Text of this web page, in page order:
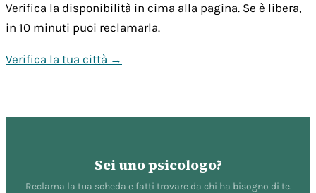
Verifica la disponibilità in cima alla pagina. Se è libera,
in 10 minuti puoi reclamarla.
Verifica la tua città →
Sei uno psicologo?
Reclama la tua scheda e fatti trovare da chi ha bisogno di te.